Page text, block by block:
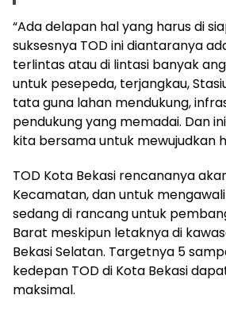
“Ada delapan hal yang harus di
suksesnya TOD ini diantaranya
terlintas atau di lintasi banyak
untuk pesepeda, terjangkau,
tata guna lahan mendukung,
pendukung yang memadai. Dan
kita bersama untuk mewujudkan
TOD Kota Bekasi rencananya
Kecamatan, dan untuk
sedang di rancang untuk
Barat meskipun letaknya di
Bekasi Selatan. Targetnya 5
kedepan TOD di Kota Bekasi
maksimal.